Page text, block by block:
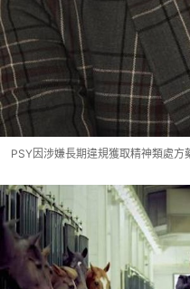
PSY因涉嫌長期違規獲取精神類處方